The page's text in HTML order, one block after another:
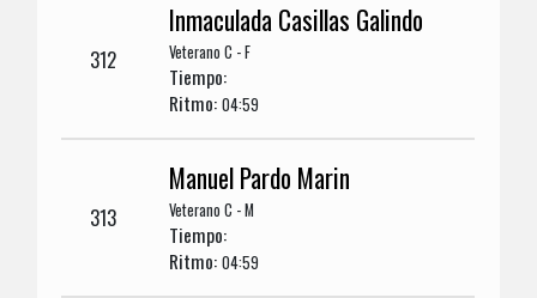
312
Inmaculada Casillas Galindo
Veterano C - F
Tiempo:
Ritmo:04:59
313
Manuel Pardo Marin
Veterano C - M
Tiempo:
Ritmo:04:59